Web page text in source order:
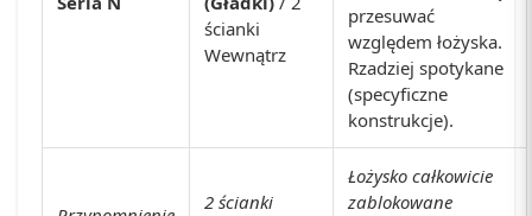
ścianki
Wewnątrz
przesuwać
względem łożyska.
Rzadziej spotykane
(specyficzne
konstrukcje).
2 ścianki
Łożysko całkowicie
zablokowane